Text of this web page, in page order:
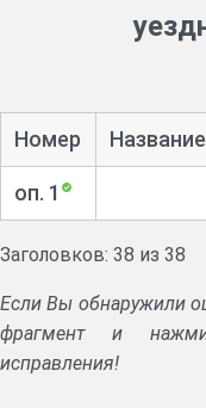
Номер
оп. 1
Заголовков: 38 из 38
Если Вы обнаружили
фрагмент и
исправления!